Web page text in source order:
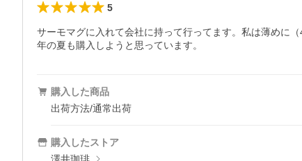
5
サーモマグに入れて会社に持って行ってます。私は薄めに
年の夏も購入しようと思っています。
購入した商品
出荷方法/通常出荷
購入したストア